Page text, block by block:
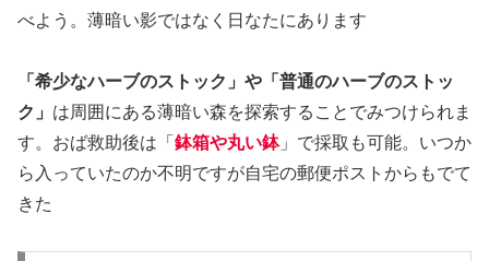
べよう。薄暗い影ではなく日なたにあります
「希少なハーブのストック」や「普通のハーブのストッ
ク」 は周囲にある薄暗い森を探索することでみつけられま
す。おば救助後は「 鉢箱や丸い鉢」で採取も可能。いつか
ら入っていたのか不明ですが自宅の郵便ポストからもでて
きた